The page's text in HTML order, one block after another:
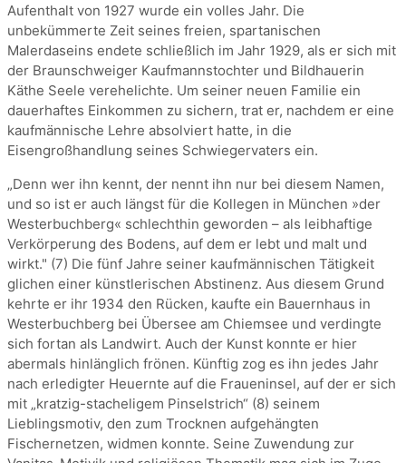
Aufenthalt von 1927 wurde ein volles Jahr. Die
unbekümmerte Zeit seines freien, spartanischen
Malerdaseins endete schließlich im Jahr 1929, als er sich mit
der Braunschweiger Kaufmannstochter und Bildhauerin
Käthe Seele verehelichte. Um seiner neuen Familie ein
dauerhaftes Einkommen zu sichern, trat er, nachdem er eine
kaufmännische Lehre absolviert hatte, in die
Eisengroßhandlung seines Schwiegervaters ein.
„Denn wer ihn kennt, der nennt ihn nur bei diesem Namen,
und so ist er auch längst für die Kollegen in München »der
Westerbuchberg« schlechthin geworden – als leibhaftige
Verkörperung des Bodens, auf dem er lebt und malt und
wirkt." (7) Die fünf Jahre seiner kaufmännischen Tätigkeit
glichen einer künstlerischen Abstinenz. Aus diesem Grund
kehrte er ihr 1934 den Rücken, kaufte ein Bauernhaus in
Westerbuchberg bei Übersee am Chiemsee und verdingte
sich fortan als Landwirt. Auch der Kunst konnte er hier
abermals hinlänglich frönen. Künftig zog es ihn jedes Jahr
nach erledigter Heuernte auf die Fraueninsel, auf der er sich
mit „kratzig-stacheligem Pinselstrich“ (8) seinem
Lieblingsmotiv, den zum Trocknen aufgehängten
Fischernetzen, widmen konnte. Seine Zuwendung zur